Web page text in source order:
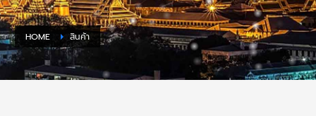
HOME สินค้า